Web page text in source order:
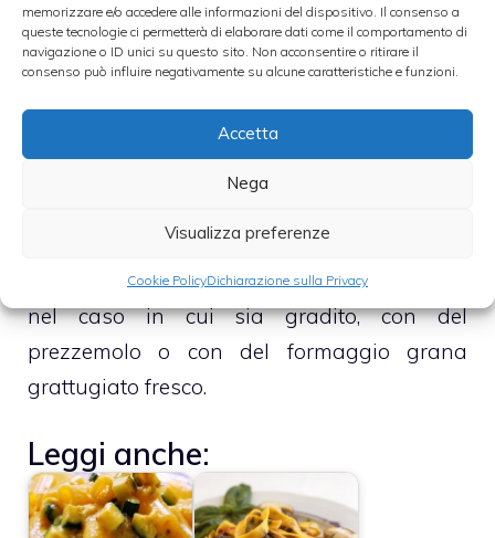
memorizzare e/o accedere alle informazioni del dispositivo. Il consenso a
queste tecnologie ci permetterà di elaborare dati come il comportamento di
navigazione o ID unici su questo sito. Non acconsentire o ritirare il
consenso può influire negativamente su alcune caratteristiche e funzioni.
Accetta
Nega
Visualizza preferenze
Cookie PolicyDichiarazione sulla Privacy
dunque aggiungi il pane grattugiato
– Unisci anche i cavatelli e portali a cottura
– Trita le mandorle e, al momento di portare
in tavola, cospargi con esse la superficie dei
– Spolvera con ulteriore pane grattugiato e,
nel caso in cui sia gradito, con del
prezzemolo o con del formaggio grana
grattugiato fresco.
Leggi anche: